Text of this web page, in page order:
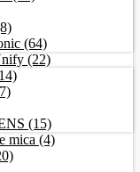
(64)
(22)
(15)
mica (4)